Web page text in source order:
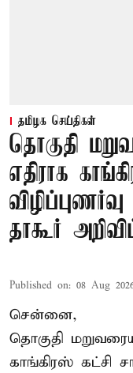
தமிழக செய்திகள்
தொகுதி
எதிராக
தாகூர்
Published on: 08 Aug
சென்னை,
தொகுதி
காங்கிரஸ் கட்சி